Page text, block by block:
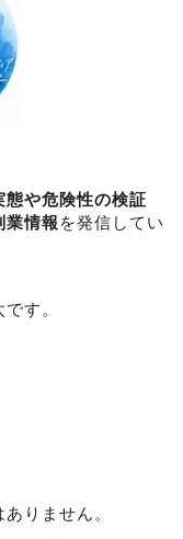
や危険性の検証
業情報 を発信してい
す。
りません。